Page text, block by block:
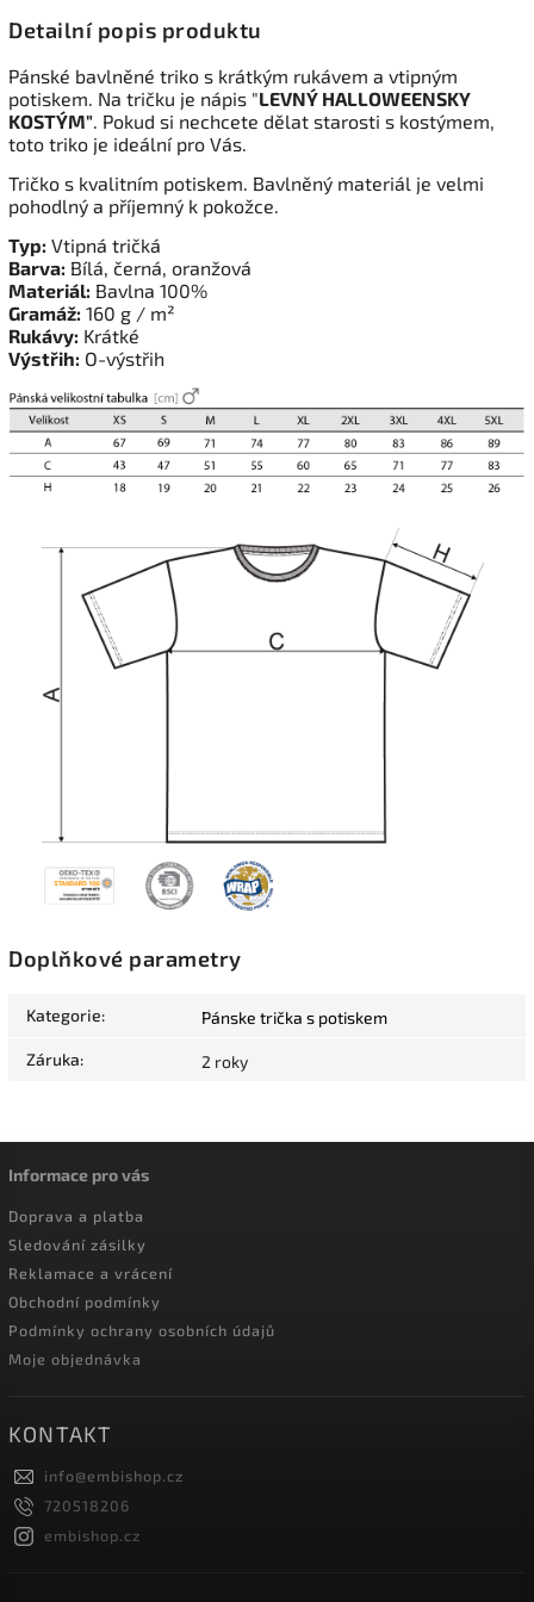
Detailní popis produktu
Pánské bavlněné triko s krátkým rukávem a vtipným
potiskem. Na tričku je nápis "LEVNÝ HALLOWEENSKY
KOSTÝM". Pokud si nechcete dělat starosti s kostýmem,
toto triko je ideální pro Vás.
Tričko s kvalitním potiskem. Bavlněný materiál je velmi
pohodlný a příjemný k pokožce.
Typ: Vtipná tričká
Barva: Bílá, černá, oranžová
Materiál: Bavlna 100%
Gramáž: 160 g / m²
Rukávy: Krátké
Výstřih: O-výstřih
Doplňkové parametry
Kategorie: Pánske trička s potiskem
Záruka: 2 roky
Informace pro vás
Doprava a platba
Sledování zásilky
Reklamace a vrácení
Obchodní podmínky
Podmínky ochrany osobních údajů
Moje objednávka
KONTAKT
info@embishop.cz
720518206
embishop.cz